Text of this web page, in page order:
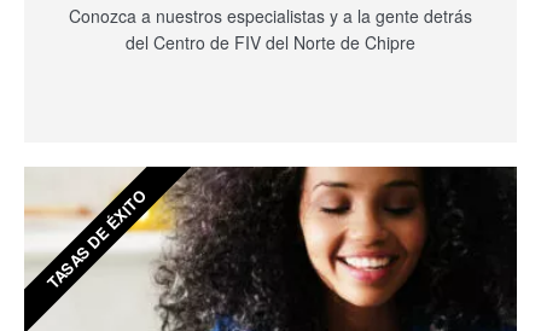
Conozca a nuestros especialistas y a la gente detrás
del Centro de FIV del Norte de Chipre
TASAS DE ÉXITO